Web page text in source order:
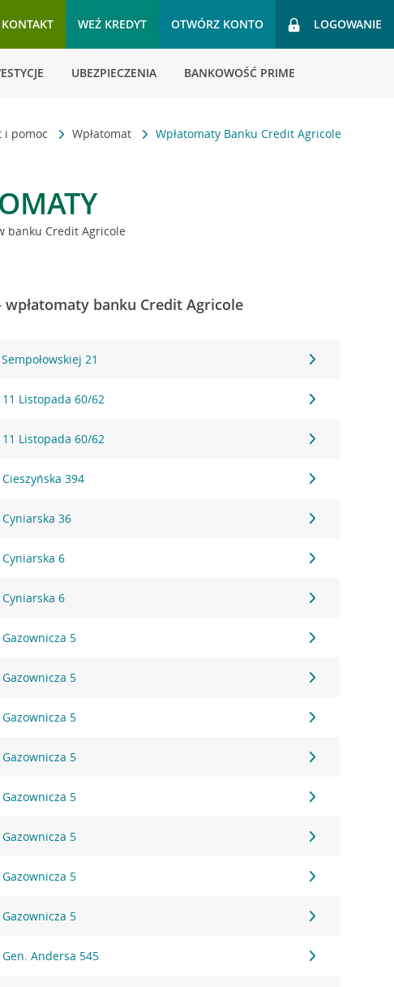
KONTAKT WEŹ KREDYT OTWÓRZ KONTO LOGOWANIE
UBEZPIECZENIA BANKOWOŚĆ PRIME
i pomoc Wpłatomat Wpłatomaty Banku Credit Agricole
banku Credit Agricole
wpłatomaty banku Credit Agricole
21
11 Listopada 60/62
11 Listopada 60/62
Cieszyńska 394
Cyniarska 36
Cyniarska 6
Cyniarska 6
Gazownicza 5
Gazownicza 5
Gazownicza 5
Gazownicza 5
Gazownicza 5
Gazownicza 5
Gazownicza 5
Gazownicza 5
Gen. Andersa 545